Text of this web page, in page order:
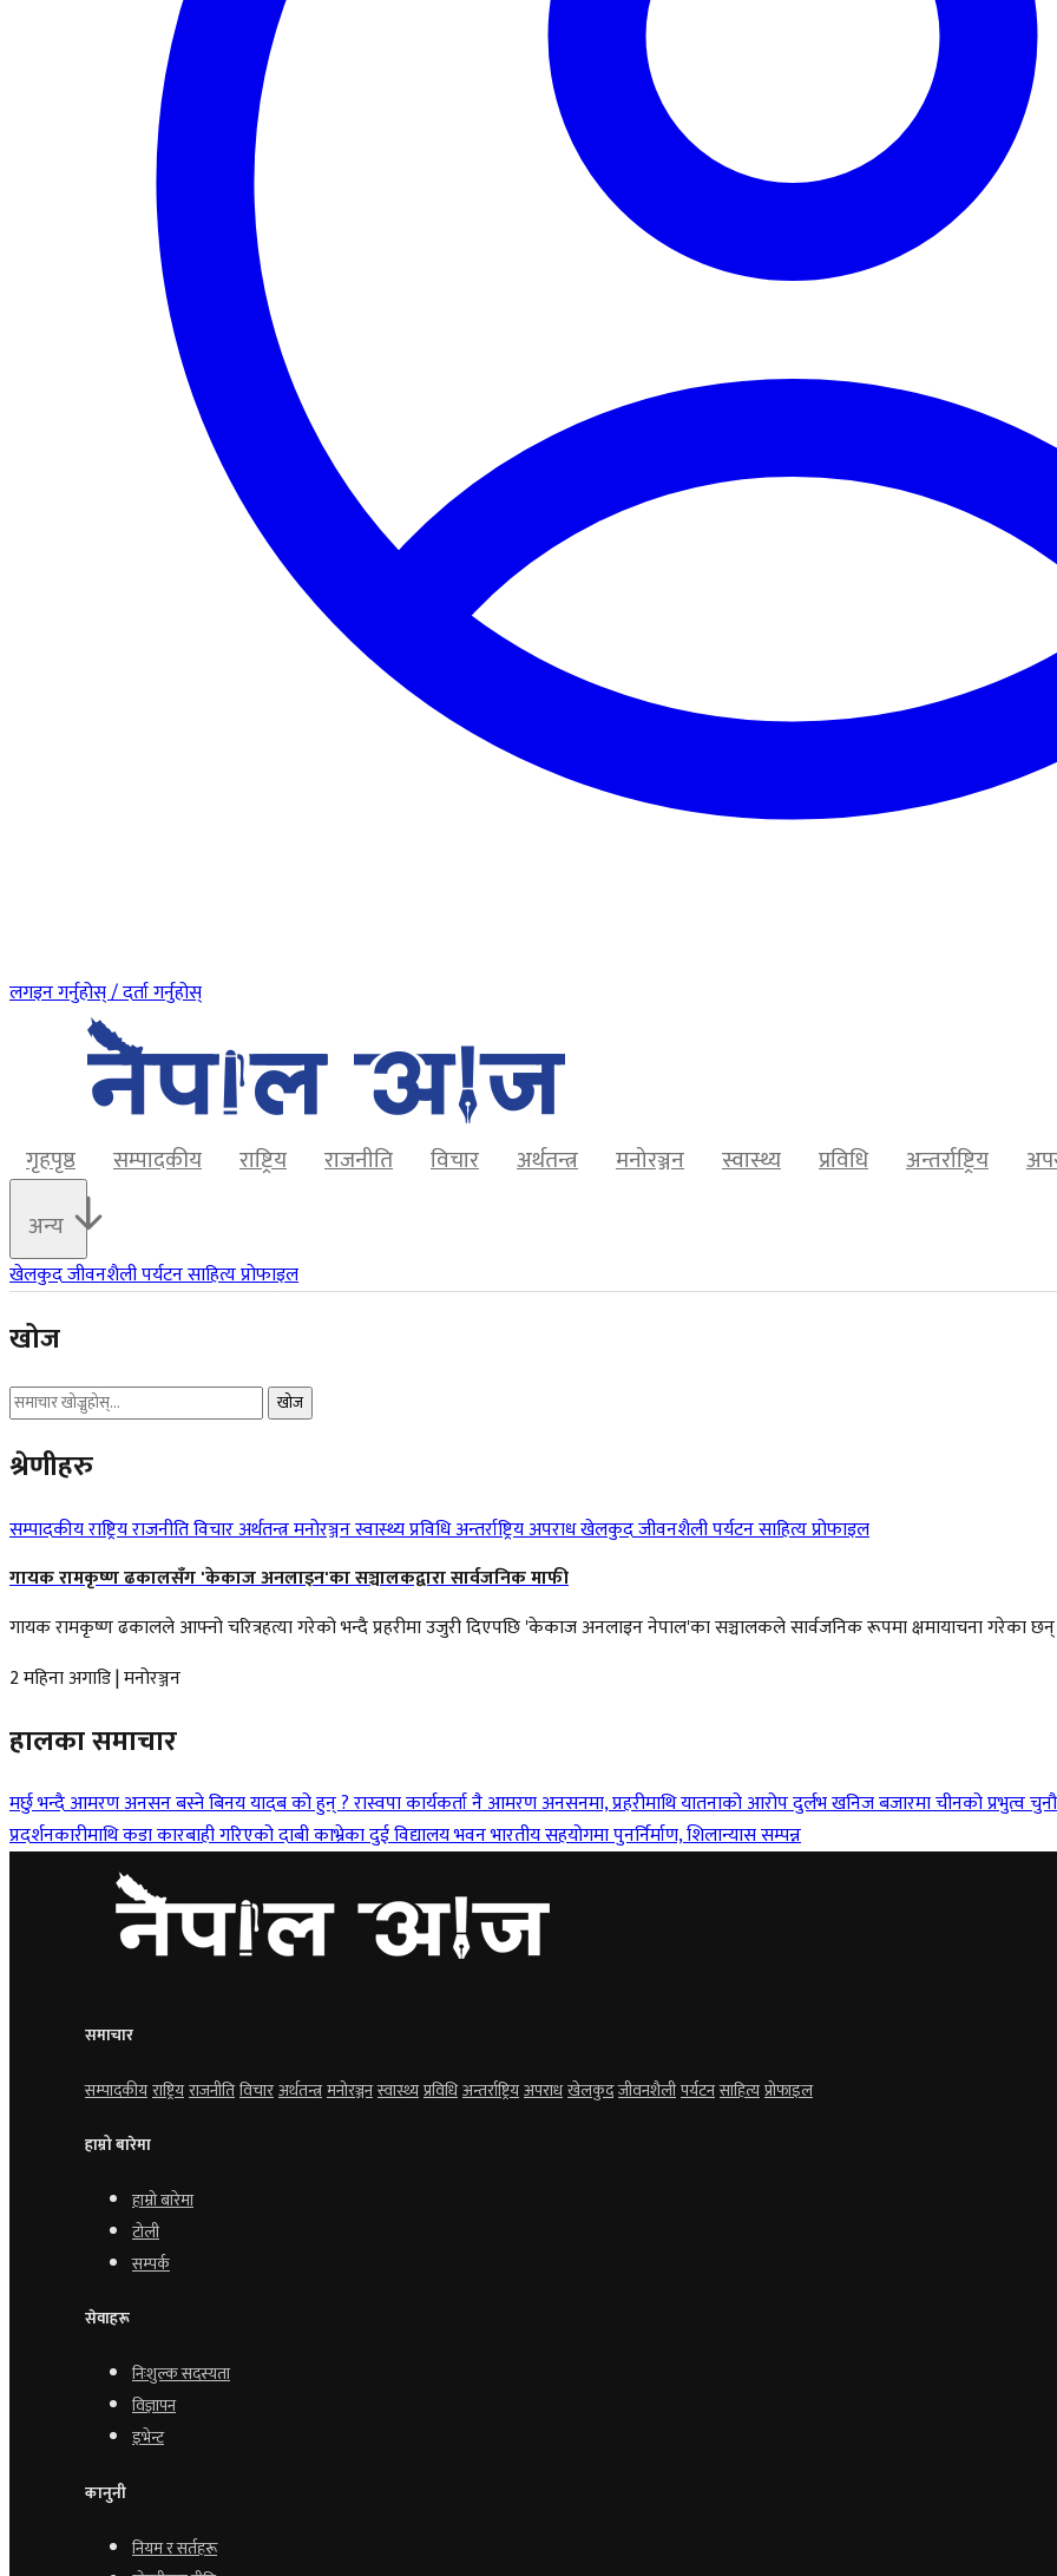
लगइन गर्नुहोस् / दर्ता गर्नुहोस्
गृहपृष्ठ सम्पादकीय राष्ट्रिय राजनीति विचार अर्थतन्त्र मनोरञ्जन स्वास्थ्य प्रविधि अन्तर्राष्ट्रिय
अन्य
खेलकुदजीवनशैलीपर्यटनसाहित्यप्रोफाइल
खोज
खोज
श्रेणीहरु
सम्पादकीयराष्ट्रियराजनीतिविचारअर्थतन्त्रमनोरञ्जनस्वास्थ्यप्रविधिअन्तर्राष्ट्रियअपराधखेलकुदजीवनशैलीपर्यटनसाहित्यप्रोफाइल
गायक रामकृष्ण ढकालसँग 'केकाज अनलाइन'का सञ्चालकद्वारा सार्वजनिक माफी
गायक रामकृष्ण ढकालले आफ्नो चरित्रहत्या गरेको भन्दै प्रहरीमा उजुरी दिएपछि 'केकाज अनलाइन नेपाल'का सञ्चालकले सार्वजनिक रूपमा क्षमायाचना गरेका
2 महिना अगाडि|मनोरञ्जन
हालका समाचार
मर्छु भन्दै आमरण अनसन बस्ने बिनय यादब को हुन् ?रास्वपा कार्यकर्ता नै आमरण अनसनमा, प्रहरीमाथि यातनाको आरोपदुर्लभ खनिज बजारमा चीनको प्रभुत्व
प्रदर्शनकारीमाथि कडा कारबाही गरिएको दाबीकाभ्रेका दुई विद्यालय भवन भारतीय सहयोगमा पुनर्निर्माण, शिलान्यास सम्पन्न
समाचार
सम्पादकीयराष्ट्रियराजनीतिविचारअर्थतन्त्रमनोरञ्जनस्वास्थ्यप्रविधिअन्तर्राष्ट्रियअपराधखेलकुदजीवनशैलीपर्यटनसाहित्यप्रोफाइल
हाम्रो बारेमा
हाम्रो बारेमा
टोली
सम्पर्क
सेवाहरू
निःशुल्क सदस्यता
विज्ञापन
इभेन्ट
कानुनी
नियम र सर्तहरू